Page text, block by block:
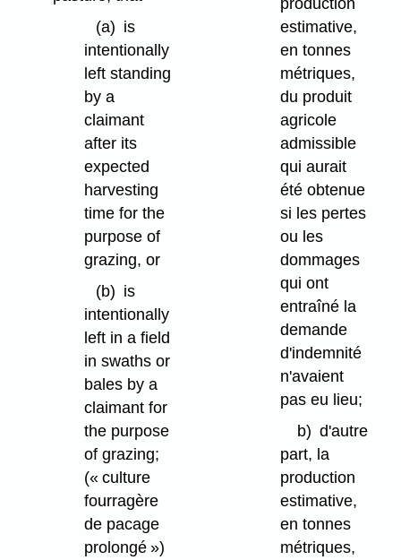
(a) is
intentionally
left standing
by a
claimant
after its
expected
harvesting
time for the
purpose of
grazing, or
(b) is
intentionally
left in a field
in swaths or
bales by a
claimant for
the purpose
of grazing;
(« culture
fourragère
de pacage
prolongé »)
estimative,
en tonnes
métriques,
du produit
agricole
admissible
qui aurait
été obtenue
si les pertes
ou les
dommages
qui ont
entraîné la
demande
d'indemnité
n'avaient
pas eu lieu;
b) d'autre
part, la
production
estimative,
en tonnes
métriques,